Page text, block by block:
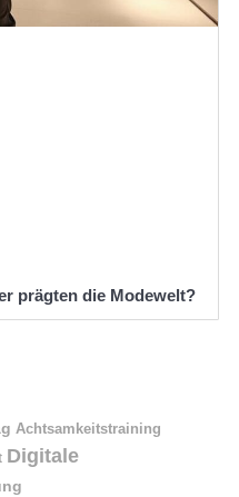
prägten die Modewelt?
Achtsamkeitstraining
Digitale